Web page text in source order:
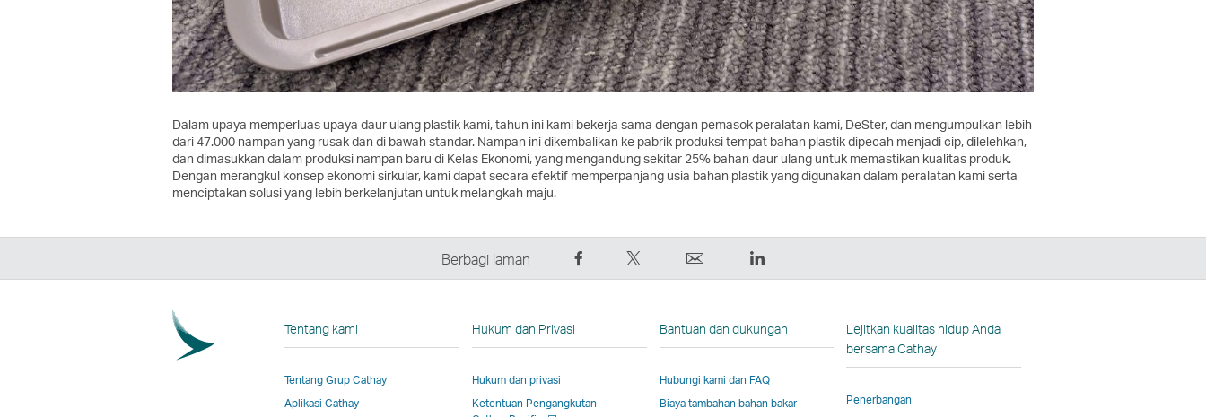
Dalam upaya memperluas upaya daur ulang plastik kami, tahun ini kami bekerja sama dengan pemasok peralatan kami, DeSter, dan mengumpulkan lebih
dari 47.000 nampan yang rusak dan di bawah standar. Nampan ini dikembalikan ke pabrik produksi tempat bahan plastik dipecah menjadi cip, dilelehkan,
dan dimasukkan dalam produksi nampan baru di Kelas Ekonomi, yang mengandung sekitar 25% bahan daur ulang untuk memastikan kualitas produk.
Dengan merangkul konsep ekonomi sirkular, kami dapat secara efektif memperpanjang usia bahan plastik yang digunakan dalam peralatan kami serta
menciptakan solusi yang lebih berkelanjutan untuk melangkah maju.
Berbagi laman
Bagikan
di
di
Ini
Tautan
jendela
Tautan
terbuka
baru
yang
LinkedIn
Tautan
di
baru
yang
Tentang kami
Tentang Grup Cathay
Aplikasi Cathay
Hukum dan Privasi
Hukum dan privasi
Ketentuan Pengangkutan
Bantuan dan dukungan
Hubungi kami dan FAQ
Biaya tambahan bahan bakar
Lejitkan kualitas hidup Anda
bersama Cathay
Penerbangan